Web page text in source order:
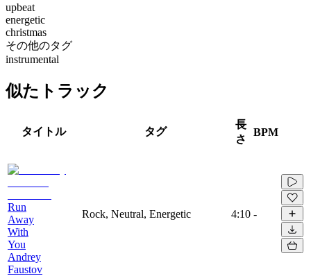
upbeat
energetic
christmas
その他のタグ
instrumental
似たトラック
タイトル タグ
長
さ
BPM
Run
Away
With
You
Andrey
Faustov
Rock, Neutral, Energetic 4:10 -